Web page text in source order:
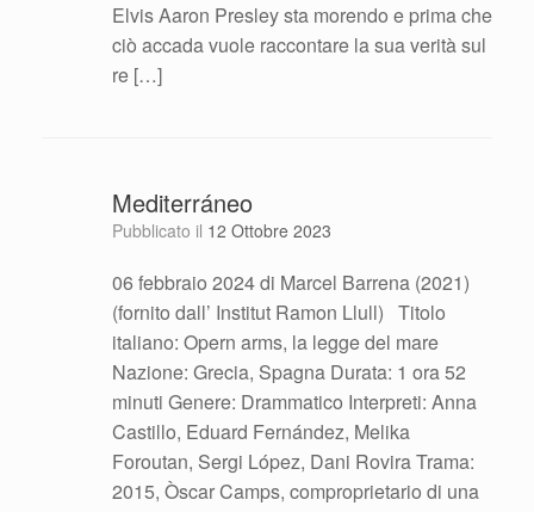
Elvis Aaron Presley sta morendo e prima che
ciò accada vuole raccontare la sua verità sul
re […]
Mediterráneo
Pubblicato il 12 Ottobre 2023
06 febbraio 2024 di Marcel Barrena (2021)
(fornito dall’ Institut Ramon Llull) Titolo
italiano: Opern arms, la legge del mare
Nazione: Grecia, Spagna Durata: 1 ora 52
minuti Genere: Drammatico Interpreti: Anna
Castillo, Eduard Fernández, Melika
Foroutan, Sergi López, Dani Rovira Trama:
2015, Òscar Camps, comproprietario di una